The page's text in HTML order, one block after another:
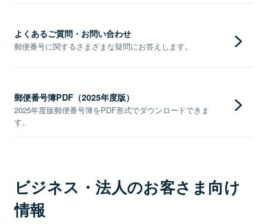
よくあるご質問・お問い合わせ
郵便番号に関するさまざまな疑問にお答えします。
郵便番号簿PDF（2025年度版）
2025年度版郵便番号簿をPDF形式でダウンロードできま
す。
ビジネス・法人のお客さま向け
情報